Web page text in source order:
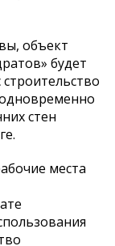
объект
будет
стен
места